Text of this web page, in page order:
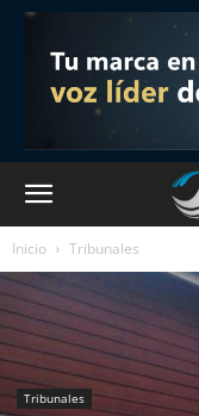
Inicio Tribunales
Tribunales